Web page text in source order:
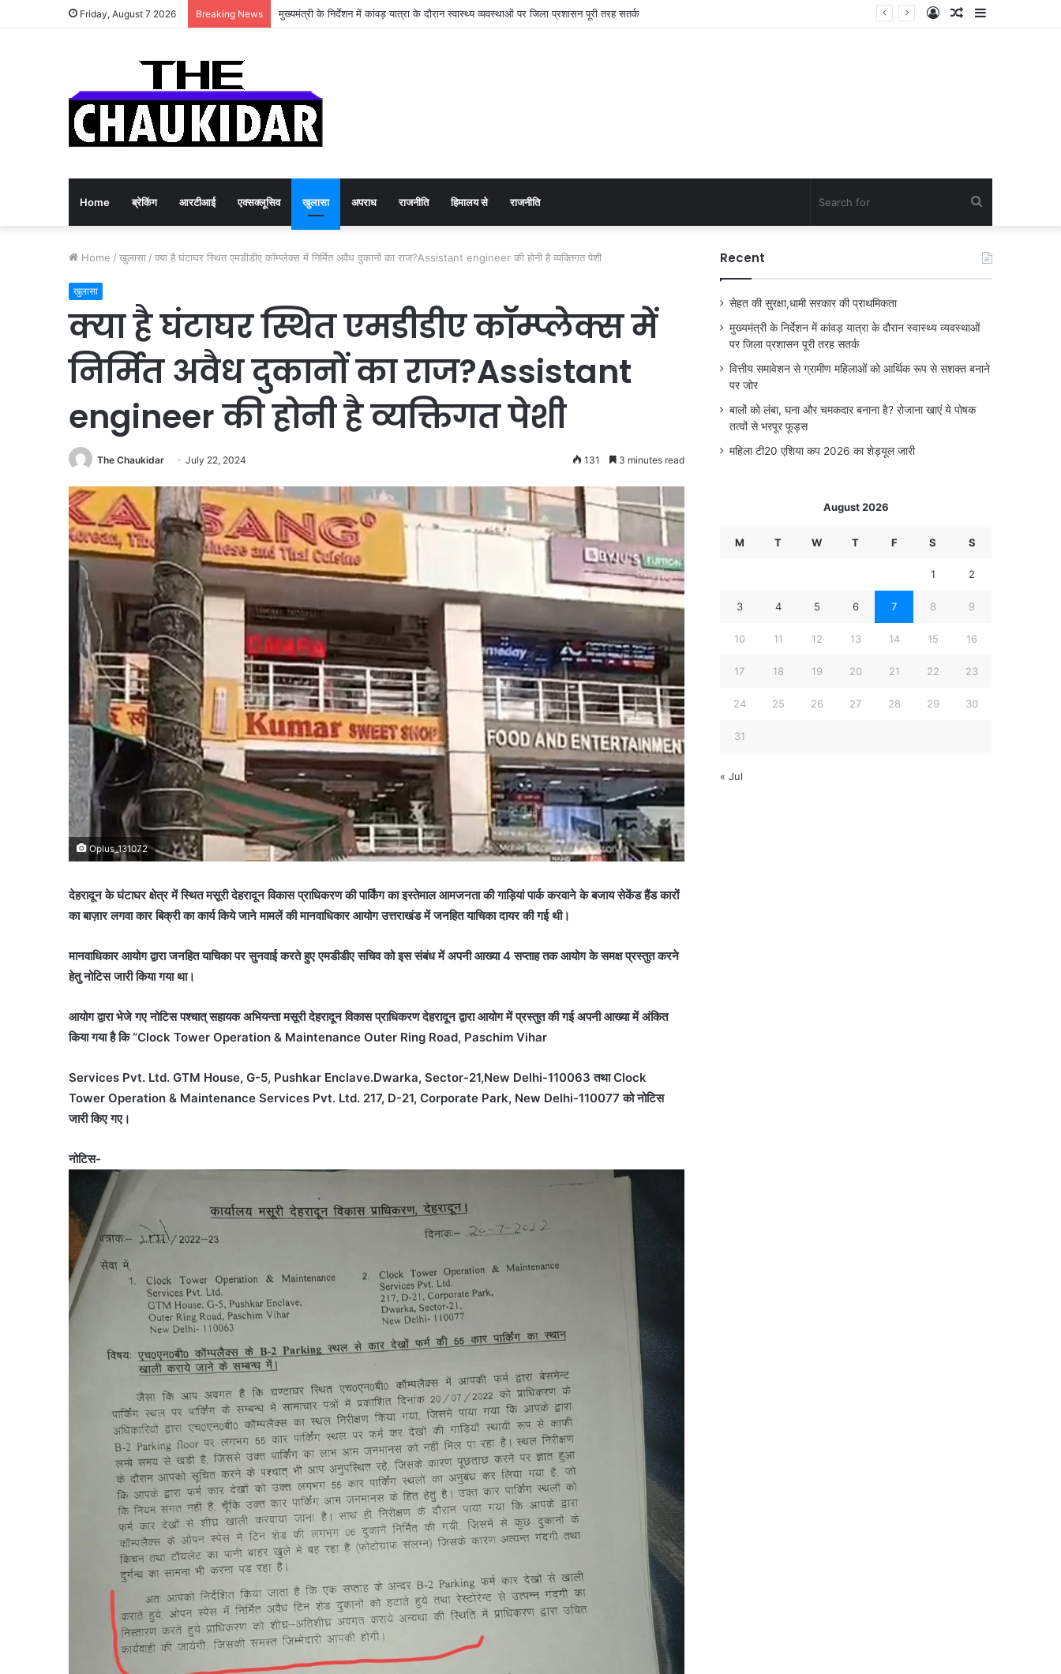
Friday, August 7 2026 Breaking News वित्तीय समावेशन से ग्रामीण महिलाओं को आर्थिक रूप से सशक्त बनाने पर जोर
Random
Log
Home ब्रेकिंग आरटीआई एक्सक्लूसिव खुलासा अपराध राजनीति हिमालय से राजनीति
for
Home / खुलासा / क्या है घंटाघर स्थित एमडीडीए कॉम्प्लेक्स में निर्मित अवैध दुकानों का राज?Assistant engineer की होनी है व्यक्तिगत पेशी
खुलासा
क्या है घंटाघर स्थित एमडीडीए कॉम्प्लेक्स में
निर्मित अवैध दुकानों का राज?Assistant
engineer की होनी है व्यक्तिगत पेशी
The Chaukidar July 22, 2024 131 3 minutes read
Oplus_131072
देहरादून के घंटाघर क्षेत्र में स्थित मसूरी देहरादून विकास प्राधिकरण की पार्किंग का इस्तेमाल आमजनता की गाड़ियां पार्क करवाने के बजाय सेकेंड हैंड कारों
का बाज़ार लगवा कार बिक्री का कार्य किये जाने मामलें की मानवाधिकार आयोग उत्तराखंड में जनहित याचिका दायर की गई थी।
मानवाधिकार आयोग द्वारा जनहित याचिका पर सुनवाई करते हुए एमडीडीए सचिव को इस संबंध में अपनी आख्या 4 सप्ताह तक आयोग के समक्ष प्रस्तुत करने
हेतु नोटिस जारी किया गया था।
आयोग द्वारा भेजे गए नोटिस पश्चात् सहायक अभियन्ता मसूरी देहरादून विकास प्राधिकरण देहरादून द्वारा आयोग में प्रस्तुत की गई अपनी आख्या में अंकित
किया गया है कि “Clock Tower Operation & Maintenance Outer Ring Road, Paschim Vihar
Services Pvt. Ltd. GTM House, G-5, Pushkar Enclave.Dwarka, Sector-21,New Delhi-110063 तथा Clock
Tower Operation & Maintenance Services Pvt. Ltd. 217, D-21, Corporate Park, New Delhi-110077 को नोटिस
जारी किए गए।
नोटिस-
Recent
सेहत की सुरक्षा,धामी सरकार की प्राथमिकता
मुख्यमंत्री के निर्देशन में कांवड़ यात्रा के दौरान स्वास्थ्य व्यवस्थाओं
पर जिला प्रशासन पूरी तरह सतर्क
वित्तीय समावेशन से ग्रामीण महिलाओं को आर्थिक रूप से सशक्त बनाने
पर जोर
बालों को लंबा, घना और चमकदार बनाना है? रोजाना खाएं ये पोषक
तत्वों से भरपूर फूड्स
महिला टी20 एशिया कप 2026 का शेड्यूल जारी
August 2026
M T W T F S S
1 2
3 4 5 6 7 8 9
10 11 12 13 14 15 16
17 18 19 20 21 22 23
24 25 26 27 28 29 30
31
« Jul